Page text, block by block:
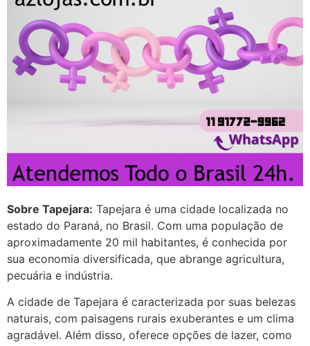
Sobre Tapejara: Tapejara é uma cidade localizada no
estado do Paraná, no Brasil. Com uma população de
aproximadamente 20 mil habitantes, é conhecida por
sua economia diversificada, que abrange agricultura,
pecuária e indústria.
A cidade de Tapejara é caracterizada por suas belezas
naturais, com paisagens rurais exuberantes e um clima
agradável. Além disso, oferece opções de lazer, como
G (1199866**** em
http://www.proaborto.com)
Mulheres vocês sabem dizer
quem já tomou os remédio se
depois que para de menstruar
começa a sair um líquido
transparente, se é normal ?
22/05/2026 17:10:05
(879121**** em
http://www.proaborto.com)
Deve ser normal
22/05/2026 17:19:15
http://www.proaborto.com)
Eu acho, não sei